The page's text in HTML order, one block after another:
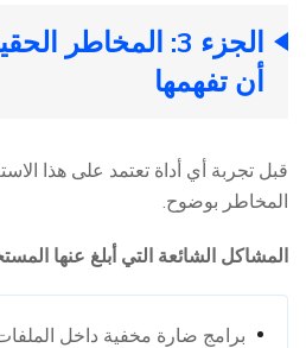
الجزء 3: المخاطر
أن تفهمها
قبل تجربة أي أداة تعتمد على هذا
المخاطر بوضوح.
المشاكل الشائعة التي أبلغ عنها
برامج ضارة مخفية داخل الملفات